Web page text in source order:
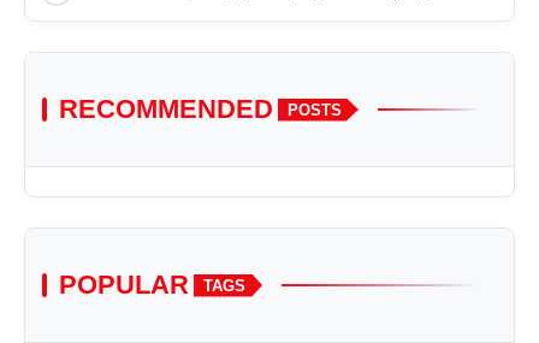
RECOMMENDED POSTS
POPULAR TAGS